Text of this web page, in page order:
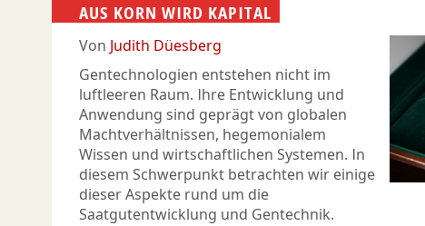
AUS KORN WIRD KAPITAL
Von Judith Düesberg
Gentechnologien entstehen nicht im
luftleeren Raum. Ihre Entwicklung und
Anwendung sind geprägt von globalen
Machtverhältnissen, hegemonialem
Wissen und wirtschaftlichen Systemen. In
diesem Schwerpunkt betrachten wir einige
dieser Aspekte rund um die
Saatgutentwicklung und Gentechnik.